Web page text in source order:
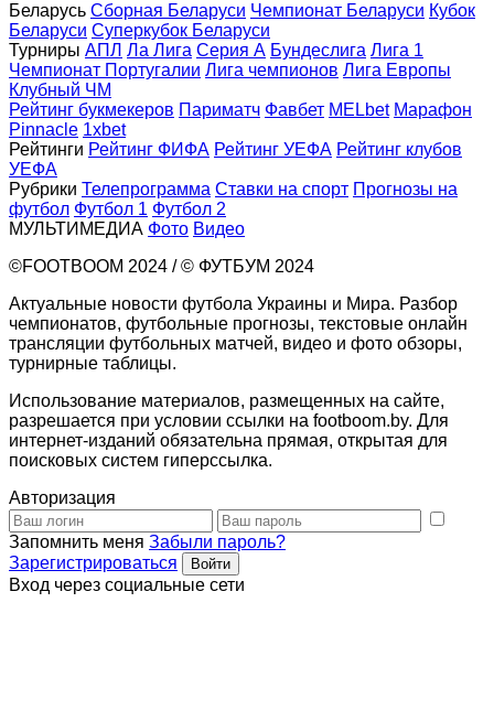
Беларусь Сборная Беларуси Чемпионат Беларуси Кубок
Беларуси Суперкубок Беларуси
Турниры АПЛ Ла Лига Серия А Бундеслига Лига 1
Чемпионат Португалии Лига чемпионов Лига Европы
Клубный ЧМ
Рейтинг букмекеров Париматч Фавбет MELbet Марафон
Pinnacle 1xbet
Рейтинги Рейтинг ФИФА Рейтинг УЕФА Рейтинг клубов
УЕФА
Рубрики Телепрограмма Ставки на спорт Прогнозы на
футбол Футбол 1 Футбол 2
МУЛЬТИМЕДИА Фото Видео
©FOOTBOOM 2024 / © ФУТБУМ 2024
Актуальные новости футбола Украины и Мира. Разбор
чемпионатов, футбольные прогнозы, текстовые онлайн
трансляции футбольных матчей, видео и фото обзоры,
турнирные таблицы.
Использование материалов, размещенных на сайте,
разрешается при условии ссылки на footboom.by. Для
интернет-изданий обязательна прямая, открытая для
поисковых систем гиперссылка.
Авторизация
Запомнить меня Забыли пароль?
Зарегистрироваться
Вход через социальные сети